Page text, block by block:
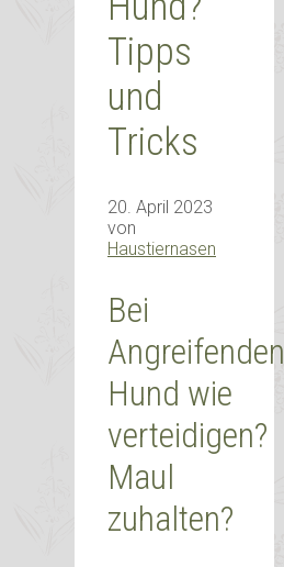
Tipps
und
Tricks
20. April 2023
von
Haustiernasen
Bei
Angreifenden
Hund wie
verteidigen?
Maul
zuhalten?